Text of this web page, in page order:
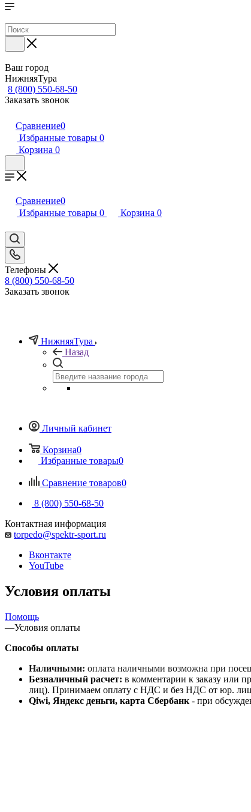
Ваш город
НижняяТура
8 (800) 550-68-50
Заказать звонок
Сравнение0
Избранные товары 0
Корзина 0
Сравнение0
Избранные товары 0 Корзина 0
Телефоны
8 (800) 550-68-50
Заказать звонок
НижняяТура
Назад
Личный кабинет
Корзина0
Избранные товары0
Сравнение товаров0
8 (800) 550-68-50
Контактная информация
torpedo@spektr-sport.ru
Вконтакте
YouTube
Условия оплаты
Помощь
—Условия оплаты
Способы оплаты
Наличными: оплата наличными возможна при
Безналичный расчет: в комментарии к заказу или
лиц). Принимаем оплату с НДС и без НДС от юр.
Qiwi, Яндекс деньги, карта Сбербанк - при